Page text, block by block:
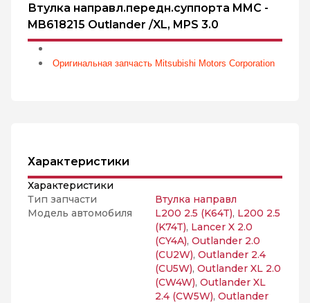
Втулка направл.передн.суппорта MMC -
MB618215 Outlander /XL, MPS 3.0
Оригинальная запчасть Mitsubishi Motors Corporation
Характеристики
Характеристики
Тип запчасти
Втулка направл
Модель автомобиля
L200 2.5 (K64T), L200 2.5
(K74T), Lancer X 2.0
(CY4A), Outlander 2.0
(CU2W), Outlander 2.4
(CU5W), Outlander XL 2.0
(CW4W), Outlander XL
2.4 (CW5W), Outlander